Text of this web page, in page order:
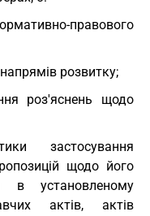
правового
розвитку;
роз'яснень щодо
застосування
щодо його
в установленому
актів, актів